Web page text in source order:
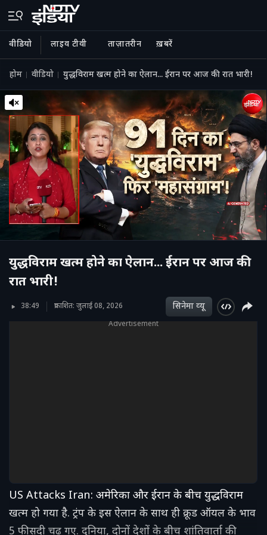
वीडियो लाइव टीवी ताज़ातरीन ख़बरें
होम वीडियो युद्धविराम खत्‍म होने का ऐलान... ईरान पर आज की रात भारी!
युद्धविराम खत्‍म होने का ऐलान... ईरान पर आज की
रात भारी!
38:49 प्रकाशित: जुलाई 08, 2026 सिनेमा व्‍यू
Advertisement
US Attacks Iran: अमेरिका और ईरान के बीच युद्धविराम
खत्‍म हो गया है. ट्रंप के इस ऐलान के साथ ही क्रूड ऑयल के भाव
5 फीसदी चढ़ गए. दुनिया, दोनों देशों के बीच शांतिवार्ता की